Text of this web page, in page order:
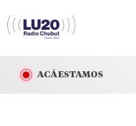
ACÁ ESTAMOS